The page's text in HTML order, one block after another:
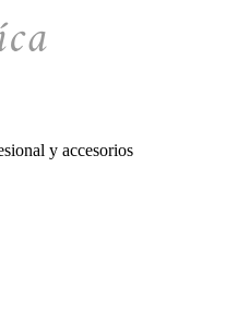
y accesorios